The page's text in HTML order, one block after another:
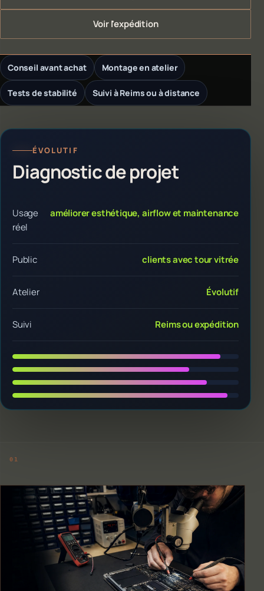
Voir l'expédition
Conseil avant achat Montage en atelier
Tests de stabilité Suivi à Reims ou à distance
ÉVOLUTIF
Diagnostic de projet
Usage
réel
améliorer esthétique, airflow et maintenance
Public clients avec tour vitrée
Atelier Évolutif
Suivi Reims ou expédition